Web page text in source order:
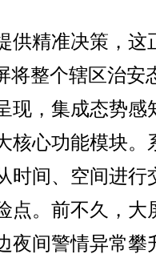
精准决策，这
将整个辖区治安
现，集成态势感
核心功能模块。
时间、空间进行
点。前不久，大
夜间警情异常攀